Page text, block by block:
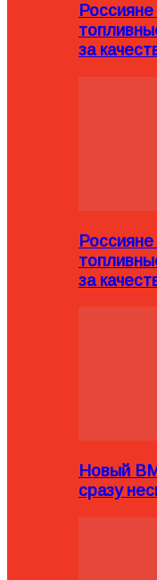
за
за
Новый
сразу